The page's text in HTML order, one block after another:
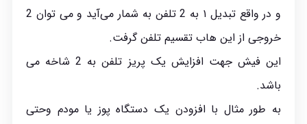
و در واقع تبدیل ۱ به 2 تلفن به شمار می‌آید و می توان 2
خروجی از این هاب تقسیم تلفن گرفت‏.‏
این فیش جهت افزایش یک پریز تلفن به 2 شاخه می
باشد.
به طور مثال با افزودن یک دستگاه پوز یا مودم وحتی